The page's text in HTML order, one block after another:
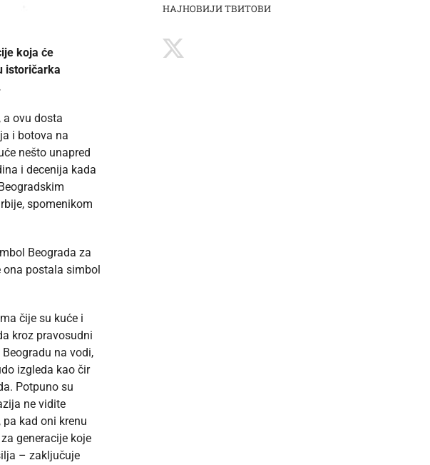
koja će
istoričarka
ovu dosta
i botova na
nešto unapred
i decenija kada
spomenikom
Beograda za
ona postala simbol
čije su kuće i
kroz pravosudni
na vodi,
izgleda kao čir
Potpuno su
ne vidite
kad oni krenu
generacije koje
– zaključuje
НАЈНОВИЈИ ТВИТОВИ